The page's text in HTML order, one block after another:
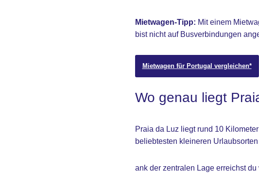
Mietwagen-Tipp: Mit einem
bist nicht auf Busverbindungen
Mietwagen für Portugal vergleichen*
Wo genau liegt
Praia da Luz liegt rund 10
beliebtesten kleineren
ank der zentralen Lage erreichst